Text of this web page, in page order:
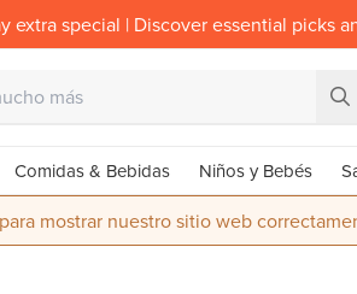
extra special | Discover essential picks
Comidas & Bebidas Niños y Bebés
mostrar nuestro sitio web